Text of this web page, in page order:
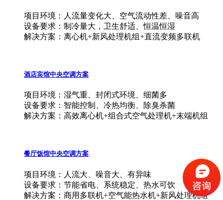
项目环境：人流量变化大、空气流动性差、噪音高
设备要求：制冷量大，卫生舒适、恒温恒湿
解决方案：离心机+新风处理机组+直流变频多联机
酒店宾馆中央空调方案
项目环境：湿气重、封闭式环境、细菌多
设备要求：智能控制、冷热均衡、除臭杀菌
解决方案：高效离心机+组合式空气处理机+末端机组
餐厅饭馆中央空调方案
项目环境：人流大、噪音大、有异味
设备要求：节能省电、系统稳定、热水可饮
解决方案：商用多联机+空气能热水机+新风处理机组